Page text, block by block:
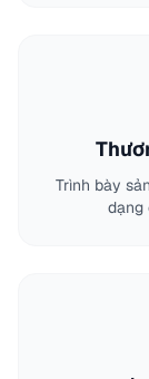
Trình bày
dạng